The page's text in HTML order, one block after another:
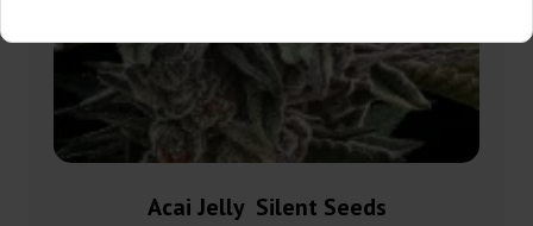
Acai Jelly Silent Seeds